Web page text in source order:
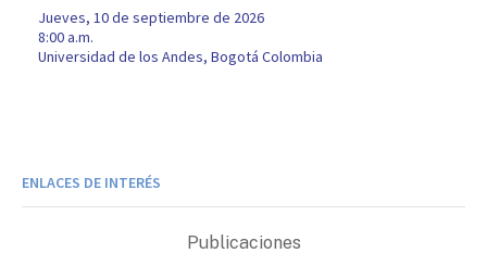
jueves, 10 de septiembre de 2026
8:00 a.m.
Universidad de los Andes, Bogotá Colombia
ENLACES DE INTERÉS
Publicaciones